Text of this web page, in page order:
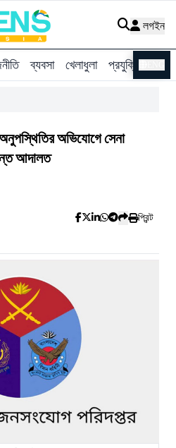
লগইন
ব্যবসা খেলাধুলা প্রযুক্তি
অভিযোগে সেনা
আদালত
প্রিন্ট